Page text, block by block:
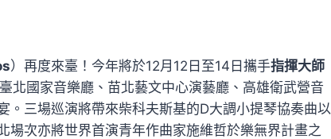
）再度來臺！今年將於12月12日至14日攜手指揮大師
臺北國家音樂廳、苗北藝文中心演藝廳、高雄衛武營音
。三場巡演將帶來柴科夫斯基的D大調小提琴協奏曲以
場次亦將世界首演青年作曲家施維哲於樂無界計畫之